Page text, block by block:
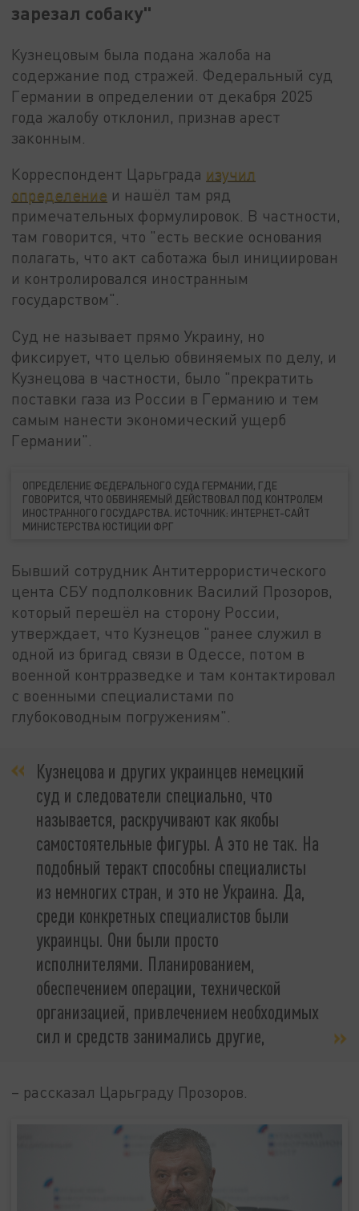
зарезал собаку"
Кузнецовым была подана жалоба на
содержание под стражей. Федеральный суд
Германии в определении от декабря 2025
года жалобу отклонил, признав арест
законным.
Корреспондент Царьграда изучил
определение и нашёл там ряд
примечательных формулировок. В частности,
там говорится, что "есть веские основания
полагать, что акт саботажа был инициирован
и контролировался иностранным
государством".
Суд не называет прямо Украину, но
фиксирует, что целью обвиняемых по делу, и
Кузнецова в частности, было "прекратить
поставки газа из России в Германию и тем
самым нанести экономический ущерб
Германии".
ОПРЕДЕЛЕНИЕ ФЕДЕРАЛЬНОГО СУДА ГЕРМАНИИ, ГДЕ
ГОВОРИТСЯ, ЧТО ОБВИНЯЕМЫЙ ДЕЙСТВОВАЛ ПОД КОНТРОЛЕМ
ИНОСТРАННОГО ГОСУДАРСТВА. ИСТОЧНИК: ИНТЕРНЕТ-САЙТ
МИНИСТЕРСТВА ЮСТИЦИИ ФРГ
Бывший сотрудник Антитеррористического
цента СБУ подполковник Василий Прозоров,
который перешёл на сторону России,
утверждает, что Кузнецов "ранее служил в
одной из бригад связи в Одессе, потом в
военной контрразведке и там контактировал
с военными специалистами по
глубоководным погружениям".
Кузнецова и других украинцев немецкий
суд и следователи специально, что
называется, раскручивают как якобы
самостоятельные фигуры. А это не так. На
подобный теракт способны специалисты
из немногих стран, и это не Украина. Да,
среди конкретных специалистов были
украинцы. Они были просто
исполнителями. Планированием,
обеспечением операции, технической
организацией, привлечением необходимых
сил и средств занимались другие,
– рассказал Царьграду Прозоров.